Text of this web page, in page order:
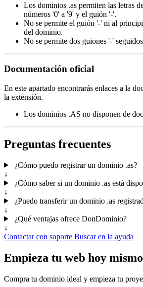
Los dominios .as permiten las letras
números '0' a '9' y el guión '-'.
No se permite el guión '-' ni al
del dominio.
No se permite dos guiones '-'
Documentación oficial
En este apartado encontrarás enlaces a la
la extensión.
Los dominios .AS no disponen de
Preguntas frecuentes
¿Cómo puedo registrar un dominio .as?
↓
¿Cómo saber si un dominio .as está
↓
¿Puedo transferir un dominio .as
↓
¿Qué ventajas ofrece DonDominio?
↓
Contactar con soporte Buscar en la ayuda
Empieza tu web hoy mismo
Compra tu dominio ideal y empieza tu